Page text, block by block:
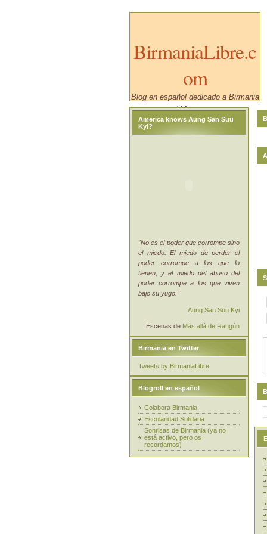
BirmaniaLibre.c
om
Blog en español dedicado a Birmania
/ Myanmar.
America knows Aung San Suu
Kyi?
"No es el poder que corrompe sino
el miedo. El miedo de perder el
poder corrompe a los que lo
tienen, y el miedo del abuso del
poder corrompe a los que viven
bajo su yugo."
Aung San Suu Kyi
Escenas de Más allá de Rangún
Birmania en Twitter
Tweets by BirmaniaLibre
Blogroll en español
Colabora Birmania
Escolaridad Solidaria
Sonrisas de Birmania (ya no
está activo, pero os
recordamos)